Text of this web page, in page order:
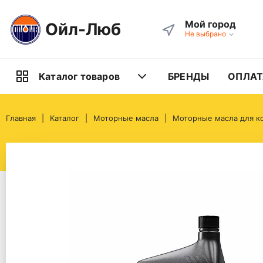
Ойл-Люб Мой город
Не выбрано
Каталог товаров БРЕНДЫ
Главная Каталог Моторные масла Моторные масла для